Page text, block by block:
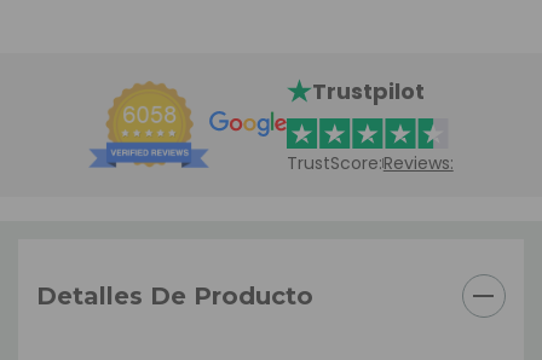
Trustpilot
TrustScore:Reviews:
Detalles De Producto